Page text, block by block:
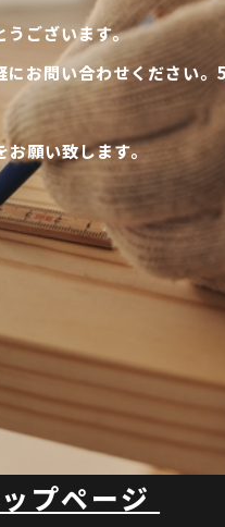
うございます。
お問い合わせください。
お願い致します。
プページ